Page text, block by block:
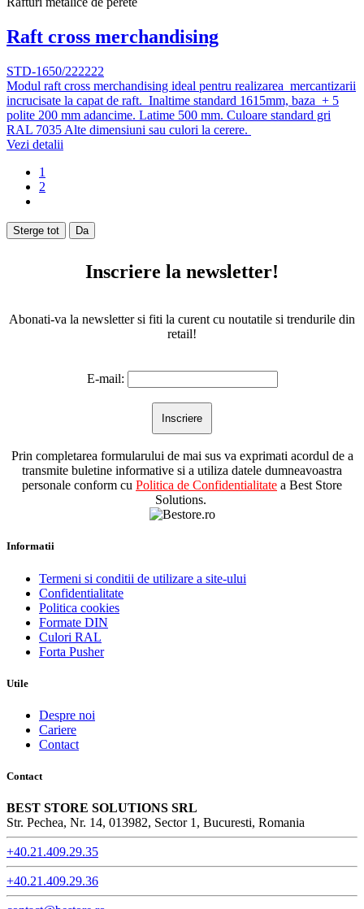
Raft cross merchandising
STD-1650/222222
Modul raft cross merchandising ideal pentru realizarea mercantizarii
incrucisate la capat de raft. Inaltime standard 1615mm, baza + 5
polite 200 mm adancime. Latime 500 mm. Culoare standard gri
RAL 7035 Alte dimensiuni sau culori la cerere.
Vezi detalii
1
2
Sterge tot Da
Inscriere la newsletter!
Abonati-va la newsletter si fiti la curent cu noutatile si trendurile din
retail!
E-mail:
Prin completarea formularului de mai sus va exprimati acordul de a
transmite buletine informative si a utiliza datele dumneavoastra
personale conform cu Politica de Confidentialitate a Best Store
Solutions.
Informatii
Termeni si conditii de utilizare a site-ului
Confidentialitate
Politica cookies
Formate DIN
Culori RAL
Forta Pusher
Utile
Despre noi
Cariere
Contact
Contact
BEST STORE SOLUTIONS SRL
Str. Pechea, Nr. 14, 013982, Sector 1, Bucuresti, Romania
+40.21.409.29.35
+40.21.409.29.36